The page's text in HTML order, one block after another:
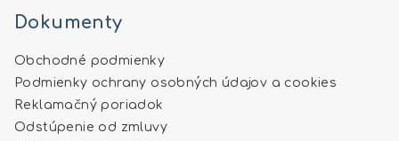
Dokumenty
Obchodné podmienky
Podmienky ochrany osobných údajov a cookies
Reklamačný poriadok
Odstúpenie od zmluvy